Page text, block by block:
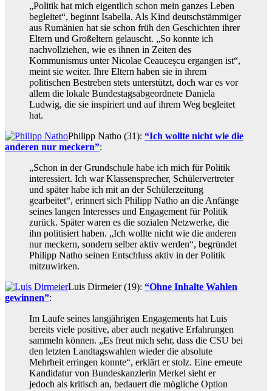
„Politik hat mich eigentlich schon mein ganzes Leben
begleitet“, beginnt Isabella. Als Kind deutschstämmiger
aus Rumänien hat sie schon früh den Geschichten ihrer
Eltern und Großeltern gelauscht. „So konnte ich
nachvollziehen, wie es ihnen in Zeiten des
Kommunismus unter Nicolae Ceauceșcu ergangen ist“,
meint sie weiter. Ihre Eltern haben sie in ihrem
politischen Bestreben stets unterstützt, doch war es vor
allem die lokale Bundestagsabgeordnete Daniela
Ludwig, die sie inspiriert und auf ihrem Weg begleitet
hat.
Philipp Natho (31): “Ich wollte nicht wie die
anderen nur meckern”:
„Schon in der Grundschule habe ich mich für Politik
interessiert. Ich war Klassensprecher, Schülervertreter
und später habe ich mit an der Schülerzeitung
gearbeitet“, erinnert sich Philipp Natho an die Anfänge
seines langen Interesses und Engagement für Politik
zurück. Später waren es die sozialen Netzwerke, die
ihn politisiert haben. „Ich wollte nicht wie die anderen
nur meckern, sondern selber aktiv werden“, begründet
Philipp Natho seinen Entschluss aktiv in der Politik
mitzuwirken.
Luis Dirmeier (19): “Ohne Inhalte Wahlen
gewinnen”:
Im Laufe seines langjährigen Engagements hat Luis
bereits viele positive, aber auch negative Erfahrungen
sammeln können. „Es freut mich sehr, dass die CSU bei
den letzten Landtagswahlen wieder die absolute
Mehrheit erringen konnte“, erklärt er stolz. Eine erneute
Kandidatur von Bundeskanzlerin Merkel sieht er
jedoch als kritisch an, bedauert die mögliche Option